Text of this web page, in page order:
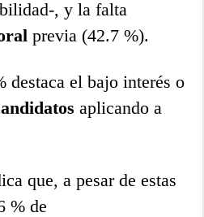
, y la falta
previa (42.7 %).
destaca el bajo interés o
aplicando a
que, a pesar de estas
% de